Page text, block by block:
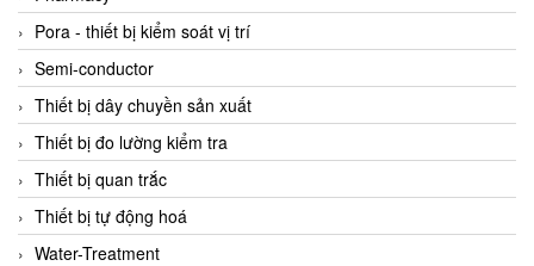
Euchner
EUCHNER GmbH + Co. KG VietNam
Eurotherm Vietnam
Eurovent
Evoqua
EXAIR
Exergen
Pora - thiết bị kiểm soát vị trí
Semi-conductor
Thiết bị dây chuyền sản xuất
Thiết bị đo lường kiểm tra
Thiết bị quan trắc
Thiết bị tự động hoá
Water-Treatment